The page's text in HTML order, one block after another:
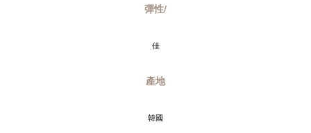
彈性/
佳
產地
韓國